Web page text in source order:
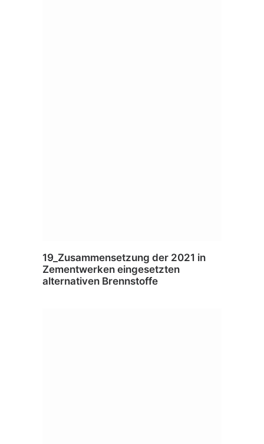
19_Zusammensetzung der 2021 in
Zementwerken eingesetzten
alternativen Brennstoffe